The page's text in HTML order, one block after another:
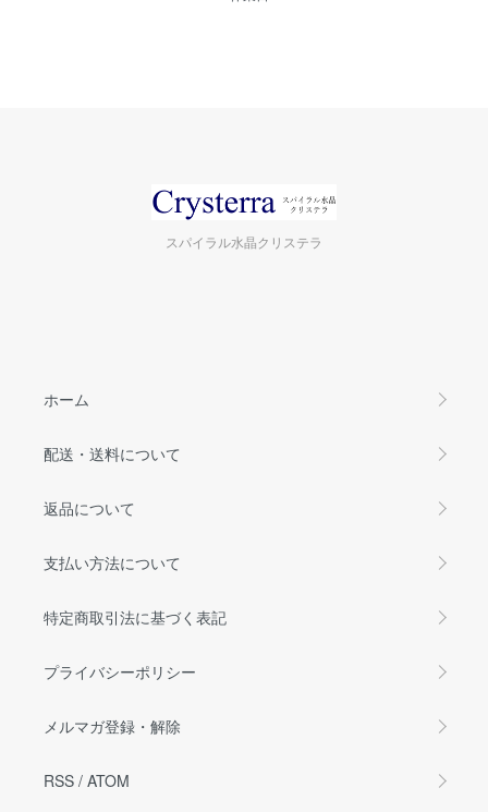
スパイラル水晶クリステラ
ホーム
配送・送料について
返品について
支払い方法について
特定商取引法に基づく表記
プライバシーポリシー
メルマガ登録・解除
RSS / ATOM